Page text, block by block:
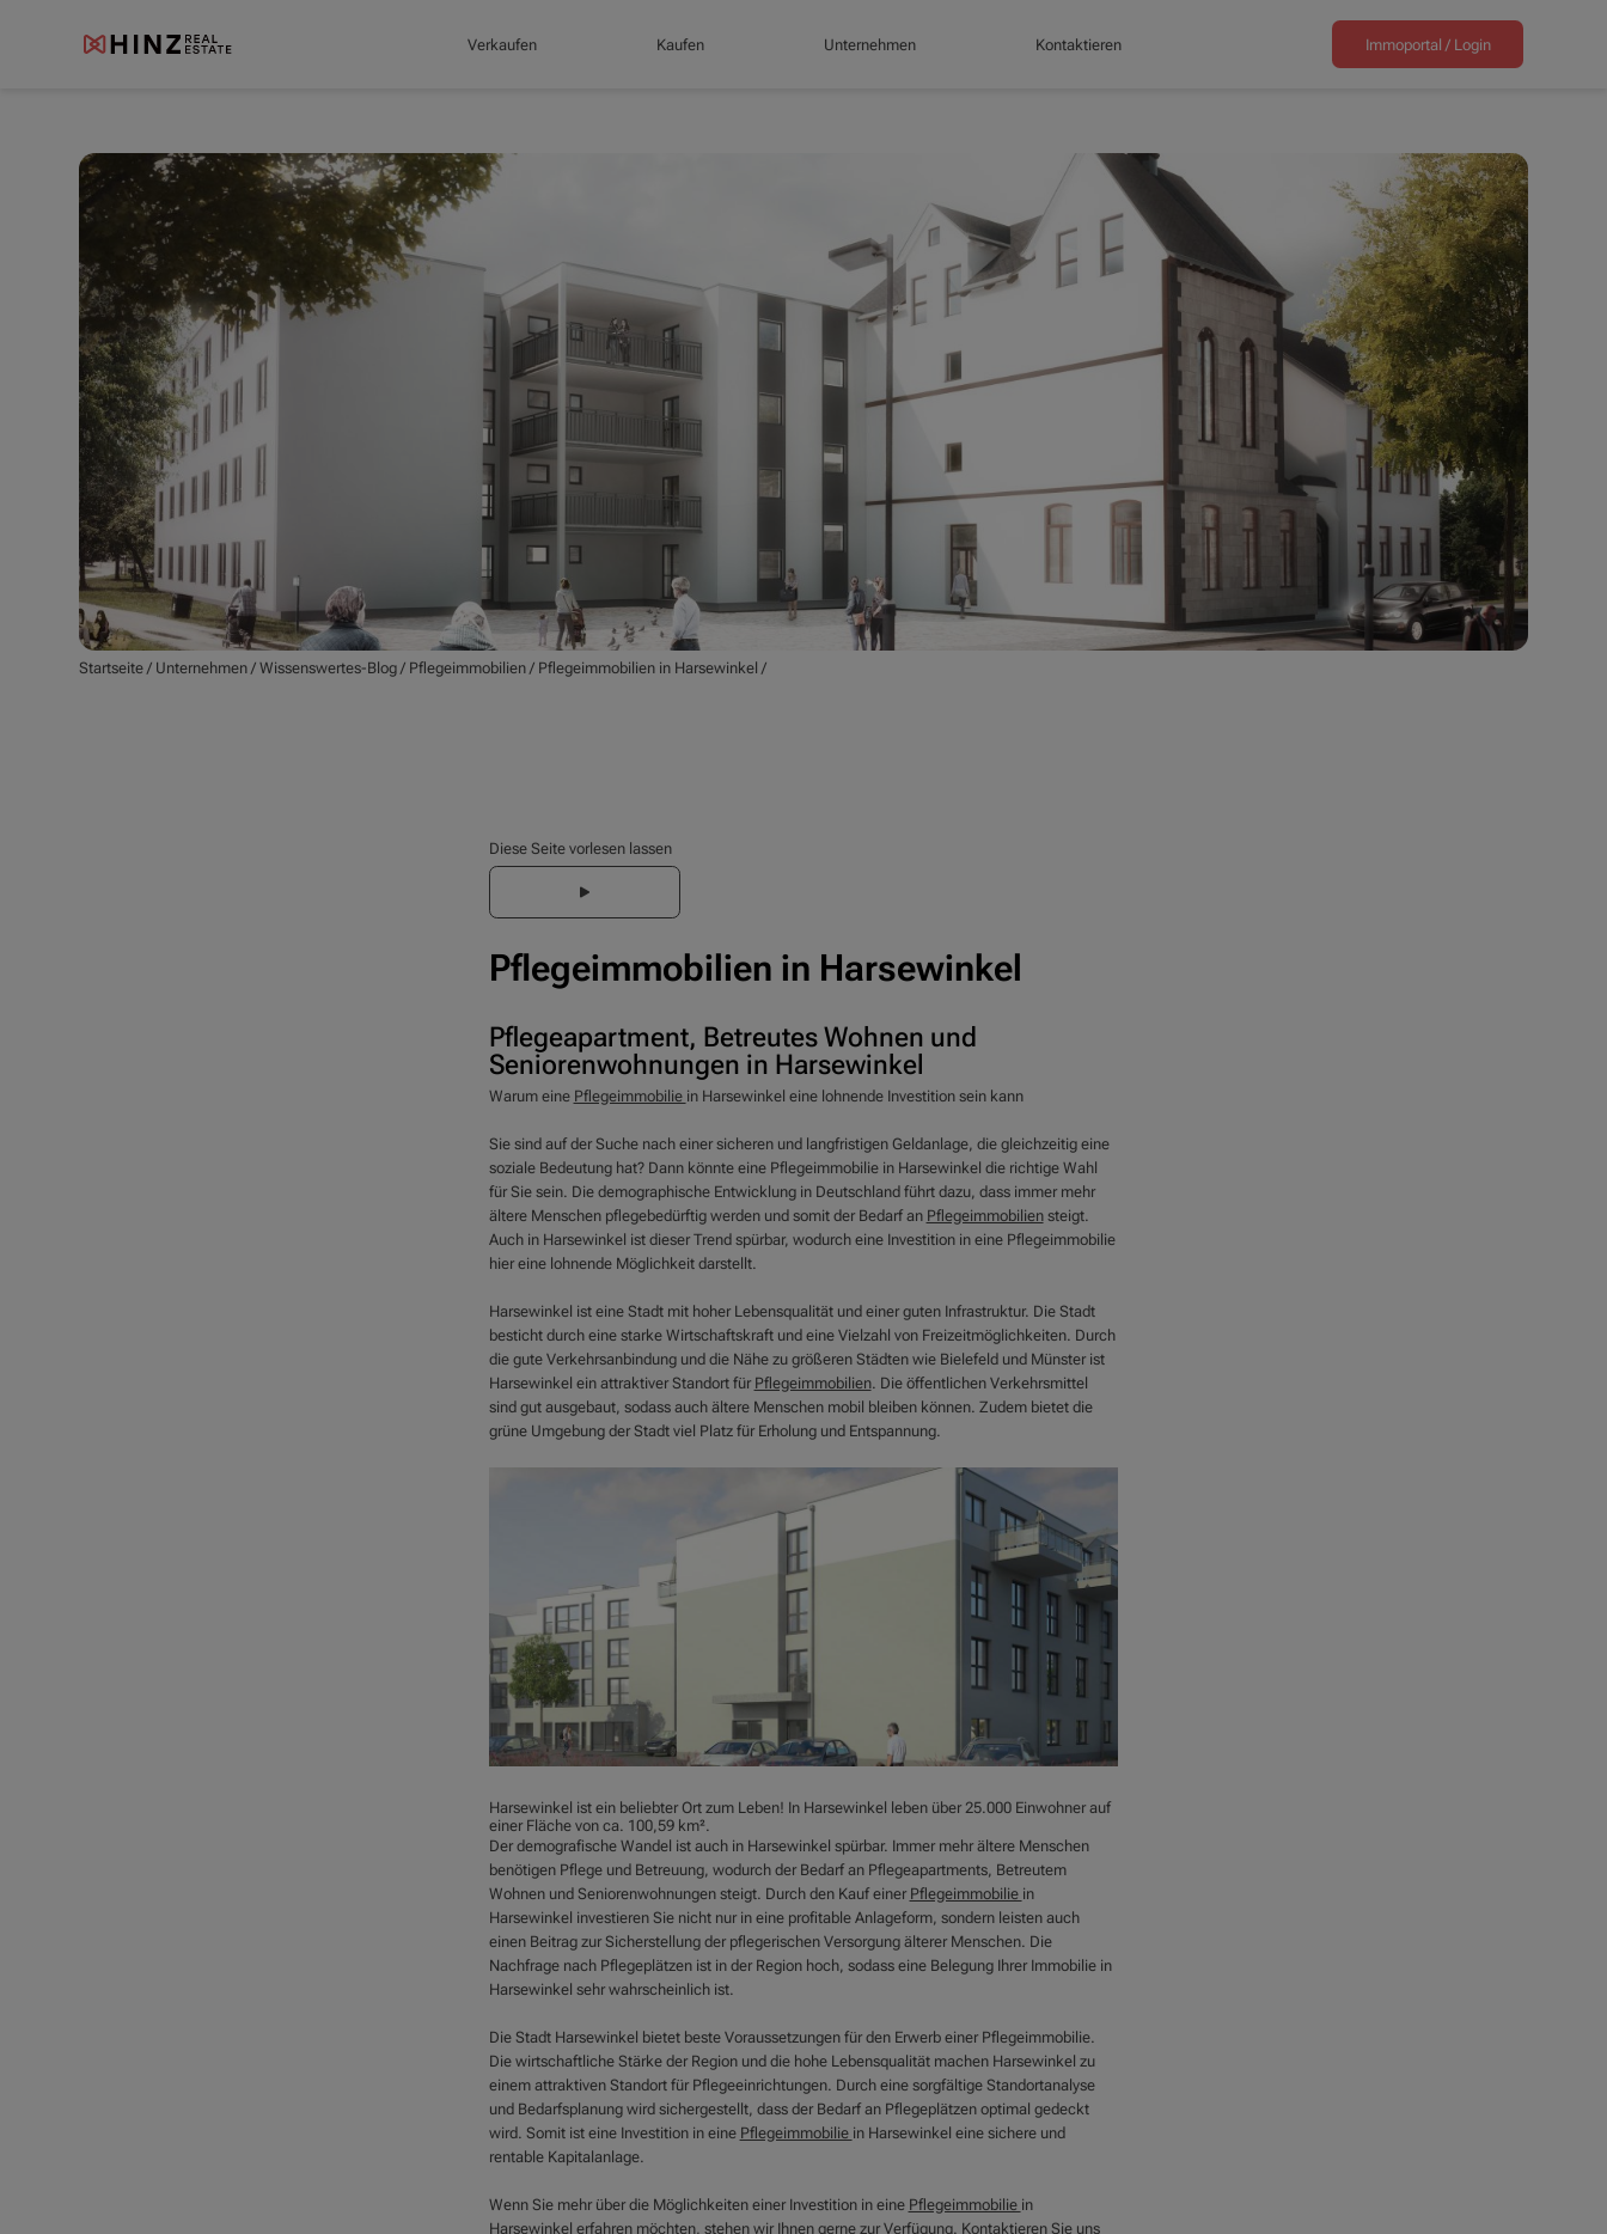
Verkaufen Kaufen Unternehmen Kontaktieren Immoportal / Login
Startseite / Unternehmen /Wissenswertes-Blog / Pflegeimmobilien / Pflegeimmobilien in Harsewinkel /
Diese Seite vorlesen lassen
Pflegeimmobilien in Harsewinkel
Pflegeapartment, Betreutes Wohnen und
Seniorenwohnungen in Harsewinkel
Warum eine Pflegeimmobilie in Harsewinkel eine lohnende Investition sein kann
Sie sind auf der Suche nach einer sicheren und langfristigen Geldanlage, die gleichzeitig eine
soziale Bedeutung hat? Dann könnte eine Pflegeimmobilie in Harsewinkel die richtige Wahl
für Sie sein. Die demographische Entwicklung in Deutschland führt dazu, dass immer mehr
ältere Menschen pflegebedürftig werden und somit der Bedarf an Pflegeimmobiliensteigt.
Auch in Harsewinkel ist dieser Trend spürbar, wodurch eine Investition in eine Pflegeimmobilie
hier eine lohnende Möglichkeit darstellt.
Harsewinkel ist eine Stadt mit hoher Lebensqualität und einer guten Infrastruktur. Die Stadt
besticht durch eine starke Wirtschaftskraft und eine Vielzahl von Freizeitmöglichkeiten. Durch
die gute Verkehrsanbindung und die Nähe zu größeren Städten wie Bielefeld und Münster ist
Harsewinkel ein attraktiver Standort für Pflegeimmobilien. Die öffentlichen Verkehrsmittel
sind gut ausgebaut, sodass auch ältere Menschen mobil bleiben können. Zudem bietet die
grüne Umgebung der Stadt viel Platz für Erholung und Entspannung.
Harsewinkel ist ein beliebter Ort zum Leben! In Harsewinkel leben über 25.000 Einwohner auf
einer Fläche von ca. 100,59 km².
Der demografische Wandel ist auch in Harsewinkel spürbar. Immer mehr ältere Menschen
benötigen Pflege und Betreuung, wodurch der Bedarf an Pflegeapartments, Betreutem
Wohnen und Seniorenwohnungen steigt. Durch den Kauf einer Pflegeimmobilie in
Harsewinkel investieren Sie nicht nur in eine profitable Anlageform, sondern leisten auch
einen Beitrag zur Sicherstellung der pflegerischen Versorgung älterer Menschen. Die
Nachfrage nach Pflegeplätzen ist in der Region hoch, sodass eine Belegung Ihrer Immobilie in
Harsewinkel sehr wahrscheinlich ist.
Die Stadt Harsewinkel bietet beste Voraussetzungen für den Erwerb einer Pflegeimmobilie.
Die wirtschaftliche Stärke der Region und die hohe Lebensqualität machen Harsewinkel zu
einem attraktiven Standort für Pflegeeinrichtungen. Durch eine sorgfältige Standortanalyse
und Bedarfsplanung wird sichergestellt, dass der Bedarf an Pflegeplätzen optimal gedeckt
wird. Somit ist eine Investition in eine Pflegeimmobilie in Harsewinkel eine sichere und
rentable Kapitalanlage.
Wenn Sie mehr über die Möglichkeiten einer Investition in eine Pflegeimmobilie in
Harsewinkel erfahren möchten, stehen wir Ihnen gerne zur Verfügung. Kontaktieren Sie uns